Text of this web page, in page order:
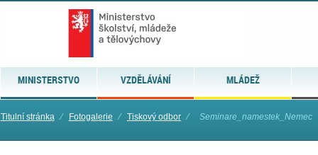
MINISTERSTVO VZDĚLÁVÁNÍ MLÁDEŽ
Titulní stránka ⁄ Fotogalerie ⁄ Tiskový odbor ⁄ Seminare_namestek_Nemec